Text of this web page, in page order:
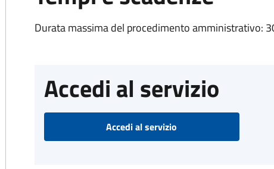
Durata massima del procedimento amministrativo:
Accedi al servizio
Accedi al servizio